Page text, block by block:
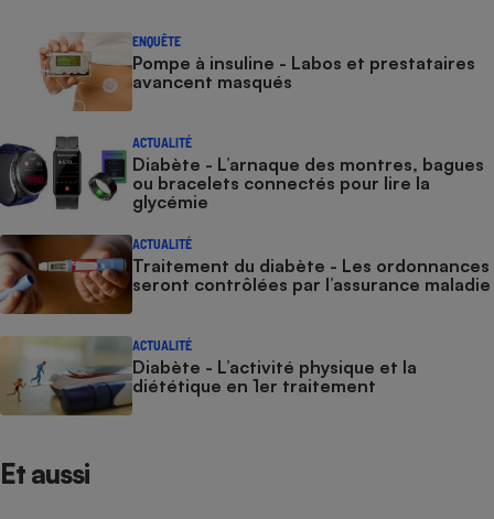
ENQUÊTE
Pompe à insuline - Labos et prestataires
avancent masqués
ACTUALITÉ
Diabète - L’arnaque des montres, bagues
ou bracelets connectés pour lire la
glycémie
ACTUALITÉ
Traitement du diabète - Les ordonnances
seront contrôlées par l’assurance maladie
ACTUALITÉ
Diabète - L’activité physique et la
diététique en 1er traitement
Et aussi